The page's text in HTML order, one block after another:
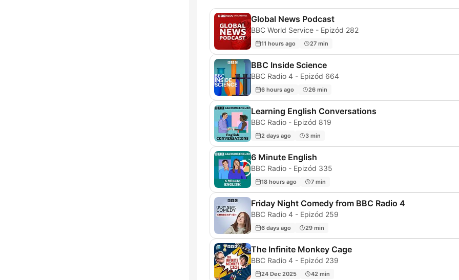
Global News Podcast
BBC World Service - Epizód 282
11 hours ago 27 min
BBC Inside Science
BBC Radio 4 - Epizód 664
6 hours ago 26 min
Learning English Conversations
BBC Radio - Epizód 819
2 days ago 3 min
6 Minute English
BBC Radio - Epizód 335
18 hours ago 7 min
Friday Night Comedy from BBC Radio 4
BBC Radio 4 - Epizód 259
6 days ago 29 min
The Infinite Monkey Cage
BBC Radio 4 - Epizód 239
24 Dec 2025 42 min